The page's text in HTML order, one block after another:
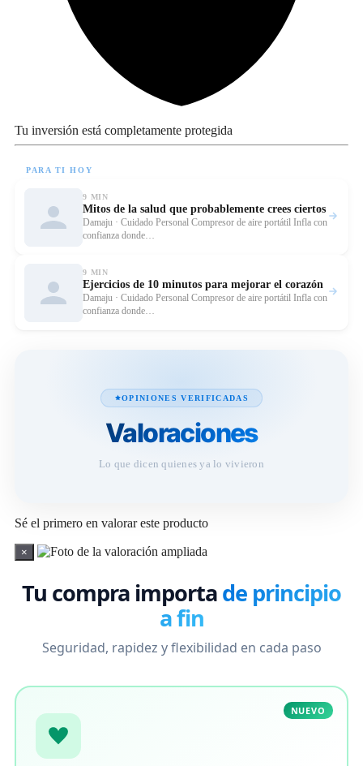
Tu inversión está completamente protegida
PARA TI HOY
9 MIN
Mitos de la salud que probablemente crees ciertos
Damaju · Cuidado Personal Compresor de aire portátil Infla con
confianza donde…
9 MIN
Ejercicios de 10 minutos para mejorar el corazón
Damaju · Cuidado Personal Compresor de aire portátil Infla con
confianza donde…
OPINIONES VERIFICADAS
Valoraciones
Lo que dicen quienes ya lo vivieron
Sé el primero en valorar este producto
×
Tu compra importade principio
a fin
Seguridad, rapidez y flexibilidad en cada paso
NUEVO